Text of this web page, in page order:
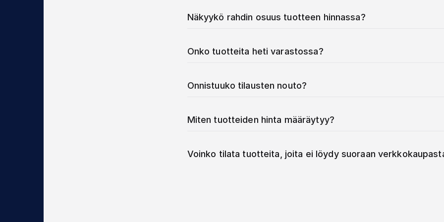
Näkyykö rahdin osuus tuotteen hinnassa?
Onko tuotteita heti varastossa?
Onnistuuko tilausten nouto?
Miten tuotteiden hinta määräytyy?
Voinko tilata tuotteita, joita ei löydy suoraan